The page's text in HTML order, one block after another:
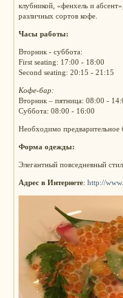
клубникой, «фенхель и
различных сортов кофе.
Часы работы:
Вторник - суббота:
First seating: 17:00 - 18:00
Second seating: 20:15 - 21:15
Кофе-бар:
Вторник – пятница: 08:00 -
Суббота: 08:00 - 16:00
Необходимо предварительное
Форма одежды:
Элегантный повседневный
Адрес в Интернете: http://